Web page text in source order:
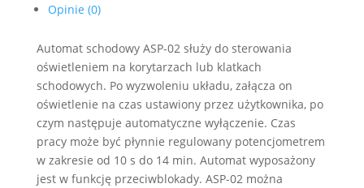
Opinie (0)
Automat schodowy ASP-02 służy do sterowania
oświetleniem na korytarzach lub klatkach
schodowych. Po wyzwoleniu układu, załącza on
oświetlenie na czas ustawiony przez użytkownika, po
czym następuje automatyczne wyłączenie. Czas
pracy może być płynnie regulowany potencjometrem
w zakresie od 10 s do 14 min. Automat wyposażony
jest w funkcję przeciwblokady. ASP-02 można